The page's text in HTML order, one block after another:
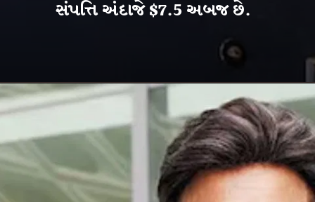
સંપત્તિ અંદાજે $7.5 અબજ છે.